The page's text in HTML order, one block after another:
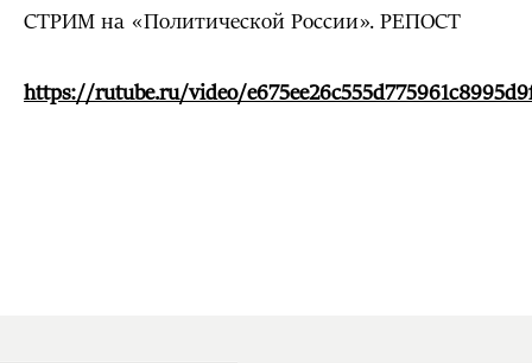
СТРИМ на «Политической России». РЕПОСТ
https://rutube.ru/video/